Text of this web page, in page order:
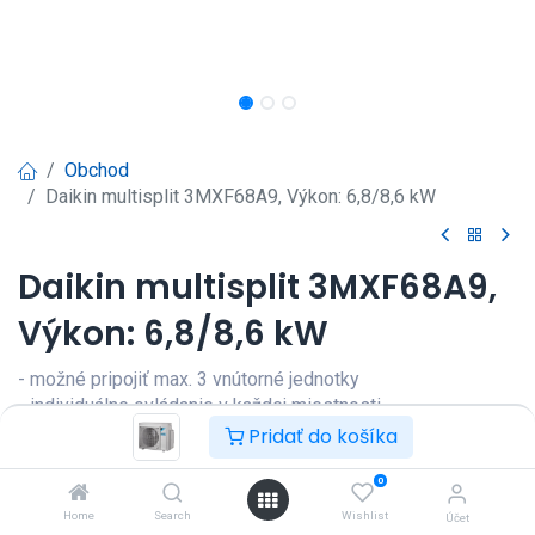
Pridať do košíka
Home Search
0
Wishlist Účet
Obchod
Daikin multisplit 3MXF68A9, Výkon: 6,8/8,6 kW
Daikin multisplit 3MXF68A9,
Výkon: 6,8/8,6 kW
- možné pripojiť max. 3 vnútorné jednotky
- individuálne ovládanie v každej miestnosti
- kombinácia rôznych typov vnútorných jednotiek Daikin
- energeticky účinný systém chladenia a kúrenia
- vďaka chladivu R-32 nižší dopad na životné prostredie
- sezónna účinnosť až do triedy A+++ pri chladení a A++ pri